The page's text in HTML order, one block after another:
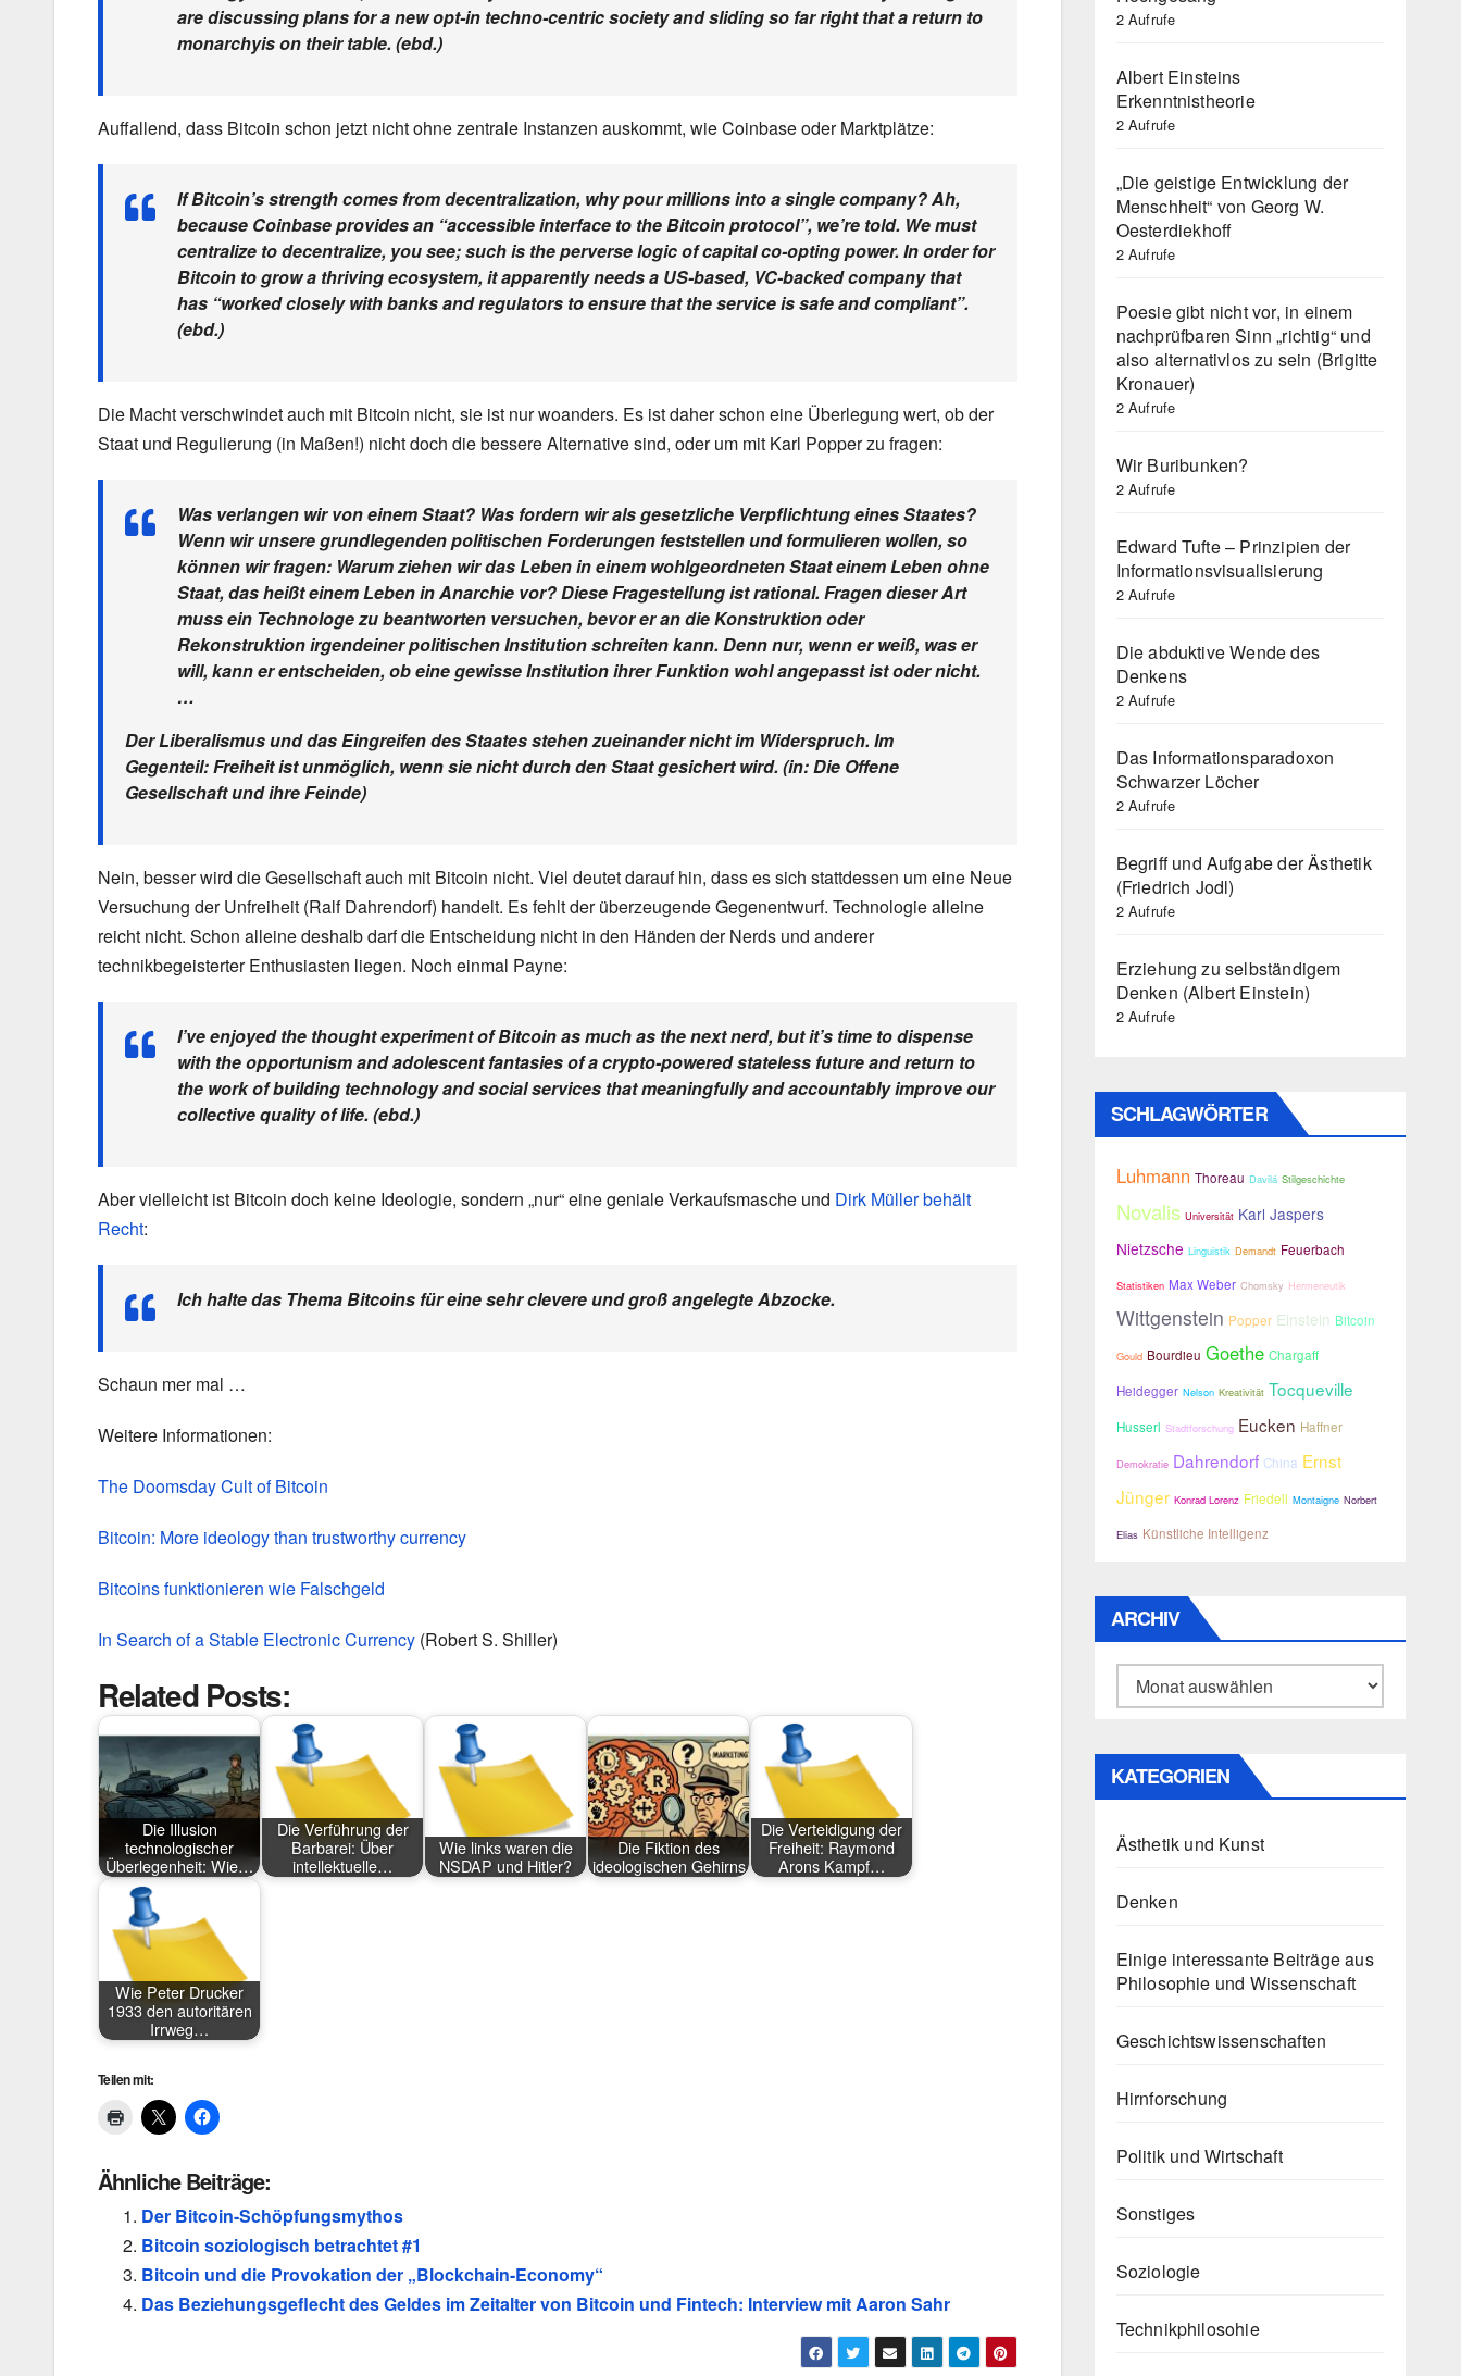
are discussing plans for a new opt-in techno-centric society and sliding so far right that a return to
monarchyis on their table. (ebd.)
Auffallend, dass Bitcoin schon jetzt nicht ohne zentrale Instanzen auskommt, wie Coinbase oder Marktplätze:
If Bitcoin’s strength comes from decentralization, why pour millions into a single company? Ah,
because Coinbase provides an “accessible interface to the Bitcoin protocol”, we’re told. We must
centralize to decentralize, you see; such is the perverse logic of capital co-opting power. In order for
Bitcoin to grow a thriving ecosystem, it apparently needs a US-based, VC-backed company that
has “worked closely with banks and regulators to ensure that the service is safe and compliant”.
(ebd.)
Die Macht verschwindet auch mit Bitcoin nicht, sie ist nur woanders. Es ist daher schon eine Überlegung wert, ob der
Staat und Regulierung (in Maßen!) nicht doch die bessere Alternative sind, oder um mit Karl Popper zu fragen:
Was verlangen wir von einem Staat? Was fordern wir als gesetzliche Verpflichtung eines Staates?
Wenn wir unsere grundlegenden politischen Forderungen feststellen und formulieren wollen, so
können wir fragen: Warum ziehen wir das Leben in einem wohlgeordneten Staat einem Leben ohne
Staat, das heißt einem Leben in Anarchie vor? Diese Fragestellung ist rational. Fragen dieser Art
muss ein Technologe zu beantworten versuchen, bevor er an die Konstruktion oder
Rekonstruktion irgendeiner politischen Institution schreiten kann. Denn nur, wenn er weiß, was er
will, kann er entscheiden, ob eine gewisse Institution ihrer Funktion wohl angepasst ist oder nicht.
…
Der Liberalismus und das Eingreifen des Staates stehen zueinander nicht im Widerspruch. Im
Gegenteil: Freiheit ist unmöglich, wenn sie nicht durch den Staat gesichert wird. (in: Die Offene
Gesellschaft und ihre Feinde)
Nein, besser wird die Gesellschaft auch mit Bitcoin nicht. Viel deutet darauf hin, dass es sich stattdessen um eine Neue
Versuchung der Unfreiheit (Ralf Dahrendorf) handelt. Es fehlt der überzeugende Gegenentwurf. Technologie alleine
reicht nicht. Schon alleine deshalb darf die Entscheidung nicht in den Händen der Nerds und anderer
technikbegeisterter Enthusiasten liegen. Noch einmal Payne:
I’ve enjoyed the thought experiment of Bitcoin as much as the next nerd, but it’s time to dispense
with the opportunism and adolescent fantasies of a crypto-powered stateless future and return to
the work of building technology and social services that meaningfully and accountably improve our
collective quality of life. (ebd.)
Aber vielleicht ist Bitcoin doch keine Ideologie, sondern „nur“ eine geniale Verkaufsmasche und Dirk Müller behält
Recht:
Ich halte das Thema Bitcoins für eine sehr clevere und groß angelegte Abzocke.
Schaun mer mal …
Weitere Informationen:
The Doomsday Cult of Bitcoin
Bitcoin: More ideology than trustworthy currency
Bitcoins funktionieren wie Falschgeld
In Search of a Stable Electronic Currency (Robert S. Shiller)
Related Posts:
Die Illusion
technologischer
Überlegenheit: Wie…
Die Verführung der
Barbarei: Über
intellektuelle…
Wie links waren die
NSDAP und Hitler?
Die Fiktion des
ideologischen Gehirns
Die Verteidigung der
Freiheit: Raymond
Arons Kampf…
Wie Peter Drucker
1933 den autoritären
Irrweg…
Teilen mit:
Ähnliche Beiträge:
Der Bitcoin-Schöpfungsmythos
Bitcoin soziologisch betrachtet #1
Bitcoin und die Provokation der „Blockchain-Economy“
Das Beziehungsgeflecht des Geldes im Zeitalter von Bitcoin und Fintech: Interview mit Aaron Sahr
2 Aufrufe
Albert Einsteins
Erkenntnistheorie
2 Aufrufe
„Die geistige Entwicklung der
Menschheit“ von Georg W.
Oesterdiekhoff
2 Aufrufe
Poesie gibt nicht vor, in einem
nachprüfbaren Sinn „richtig“ und
also alternativlos zu sein (Brigitte
Kronauer)
2 Aufrufe
Wir Buribunken?
2 Aufrufe
Edward Tufte – Prinzipien der
Informationsvisualisierung
2 Aufrufe
Die abduktive Wende des
Denkens
2 Aufrufe
Das Informationsparadoxon
Schwarzer Löcher
2 Aufrufe
Begriff und Aufgabe der Ästhetik
(Friedrich Jodl)
2 Aufrufe
Erziehung zu selbständigem
Denken (Albert Einstein)
2 Aufrufe
SCHLAGWÖRTER
Luhmann Thoreau Davilá Stilgeschichte
Novalis Universität Karl Jaspers
Nietzsche Linguistik Demandt Feuerbach
Statistiken Max Weber Chomsky Hermeneutik
Wittgenstein Popper Einstein Bitcoin
Gould Bourdieu Goethe Chargaff
Heidegger Nelson Kreativität Tocqueville
Husserl Stadtforschung Eucken Haffner
Demokratie Dahrendorf China Ernst
Jünger Konrad Lorenz Friedell Montaigne Norbert
Elias Künstliche Intelligenz
ARCHIV
Archiv
KATEGORIEN
Ästhetik und Kunst
Denken
Einige interessante Beiträge aus
Philosophie und Wissenschaft
Geschichtswissenschaften
Hirnforschung
Politik und Wirtschaft
Sonstiges
Soziologie
Technikphilosohie